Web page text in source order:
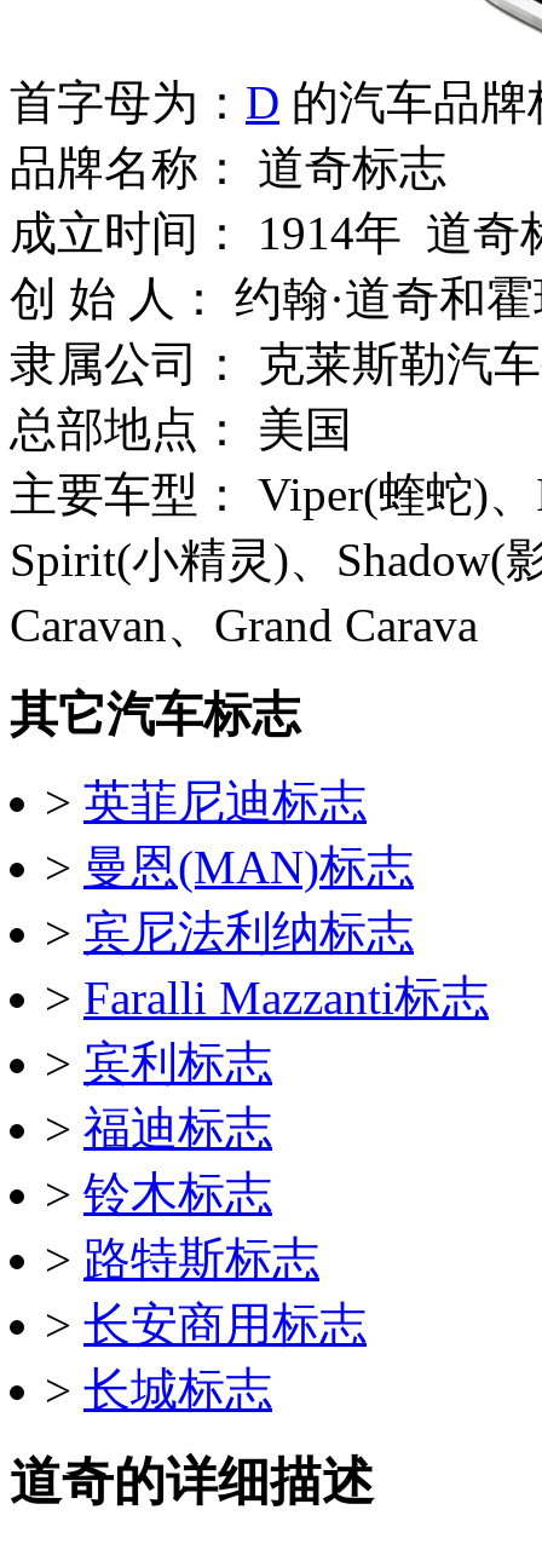
首字母为： D 的汽车品牌
品牌名称： 道奇标志
成立时间： 1914年 道奇
创 始 人： 约翰·道奇和
隶属公司： 克莱斯勒汽
总部地点： 美国
主要车型： Viper(蝰蛇)
Spirit(小精灵)、Shadow(
Caravan、Grand Carava
其它汽车标志
> 英菲尼迪标志
> 曼恩(MAN)标志
> 宾尼法利纳标志
> Faralli Mazzanti标志
> 宾利标志
> 福迪标志
> 铃木标志
> 路特斯标志
> 长安商用标志
> 长城标志
道奇的详细描述